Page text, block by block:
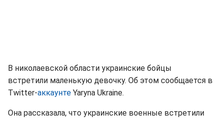
В николаевской области украинские бойцы
встретили маленькую девочку. Об этом сообщается в
Twitter-аккаунте Yaryna Ukraine.
Она рассказала, что украинские военные встретили